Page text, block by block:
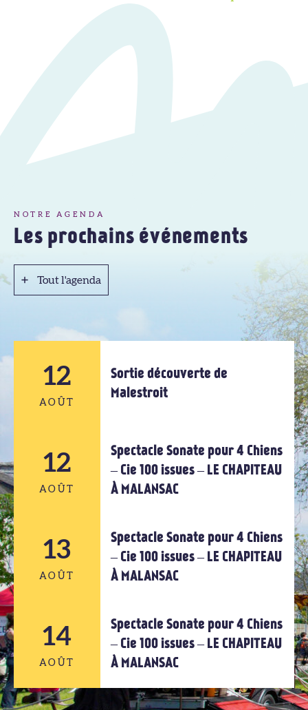
NOTRE AGENDA
Les prochains événements
Tout l'agenda
12
AOÛT
12
AOÛT
Sortie découverte de
Malestroit
12
AOÛT
12
AOÛT
Spectacle Sonate pour 4 Chiens
– Cie 100 issues – LE CHAPITEAU
À MALANSAC
13
AOÛT
13
AOÛT
Spectacle Sonate pour 4 Chiens
– Cie 100 issues – LE CHAPITEAU
À MALANSAC
14
AOÛT
Spectacle Sonate pour 4 Chiens
– Cie 100 issues – LE CHAPITEAU
À MALANSAC